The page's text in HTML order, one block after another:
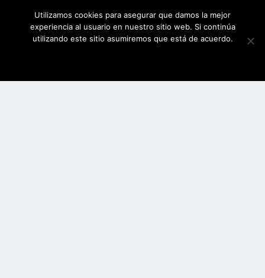
Utilizamos cookies para asegurar que damos la mejor
experiencia al usuario en nuestro sitio web. Si continúa
utilizando este sitio asumiremos que está de acuerdo.